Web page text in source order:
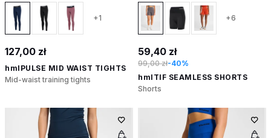
+1
127,00 zł
hmlPULSE MID WAIST TIGHTS
Mid-waist training tights
+6
59,40 zł
99,00 zł-40%
hmlTIF SEAMLESS SHORTS
Shorts